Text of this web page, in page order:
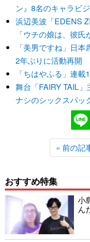
ン』8名のキャラビ
浜辺美波「EDENS
「ウチの娘は、彼氏
「美男ですね」日
2年ぶりに活動再開
「ちはやふる」連
舞台「FAIRY TAIL
ナシのシックスパッ
« 前の記
おすすめ特集
小
ん